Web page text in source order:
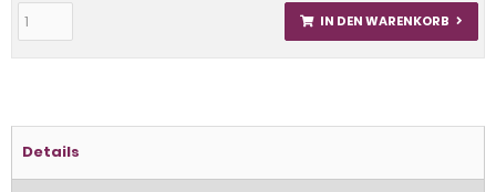
IN DEN WARENKORB
Details